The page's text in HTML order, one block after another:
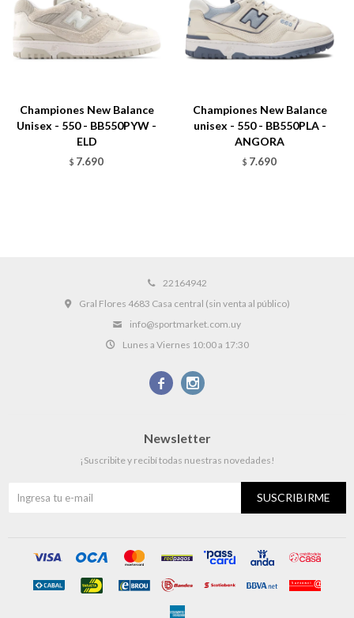
Championes New Balance
Unisex - 550 - BB550PYW -
ELD
$ 7.690
Championes New Balance
unisex - 550 - BB550PLA -
ANGORA
$ 7.690
22164942
Gral Flores 4683 Casa central (sin venta al público)
info@sportmarket.com.uy
Lunes a Viernes 10:00 a 17:30
 
Newsletter
¡Suscribite y recibí todas nuestras novedades!
SUSCRIBIRME